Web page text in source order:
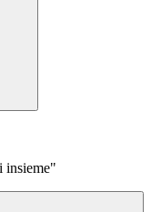
insieme"